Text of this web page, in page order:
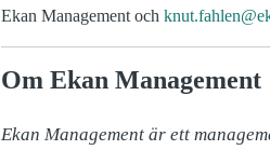
Ekan Management och
Om Ekan Management
Ekan Management är ett